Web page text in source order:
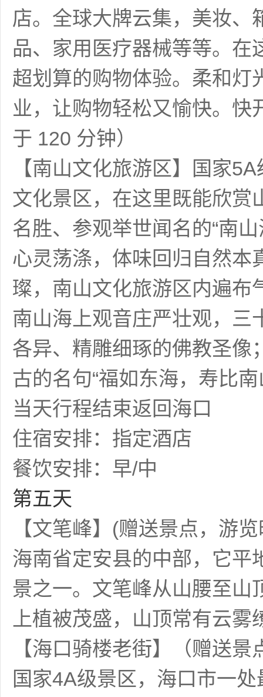
店。全球大牌云集，美妆、
品、家用医疗器械等等。在
超划算的购物体验。柔和灯
业，让购物轻松又愉快。快
于 120 分钟）
【南山文化旅游区】国家
文化景区，在这里既能欣赏
名胜、参观举世闻名的“南
心灵荡涤，体味回归自然本
璨，南山文化旅游区内遍布
南山海上观音庄严壮观，三
各异、精雕细琢的佛教圣像
古的名句“福如东海，寿比
当天行程结束返回海口
住宿安排：指定酒店
餐饮安排：早/中
第五天
【文笔峰】(赠送景点，游
海南省定安县的中部，它平
景之一。文笔峰从山腰至山
上植被茂盛，山顶常有云雾
【海口骑楼老街】（赠送
国家4A级景区，海口市一